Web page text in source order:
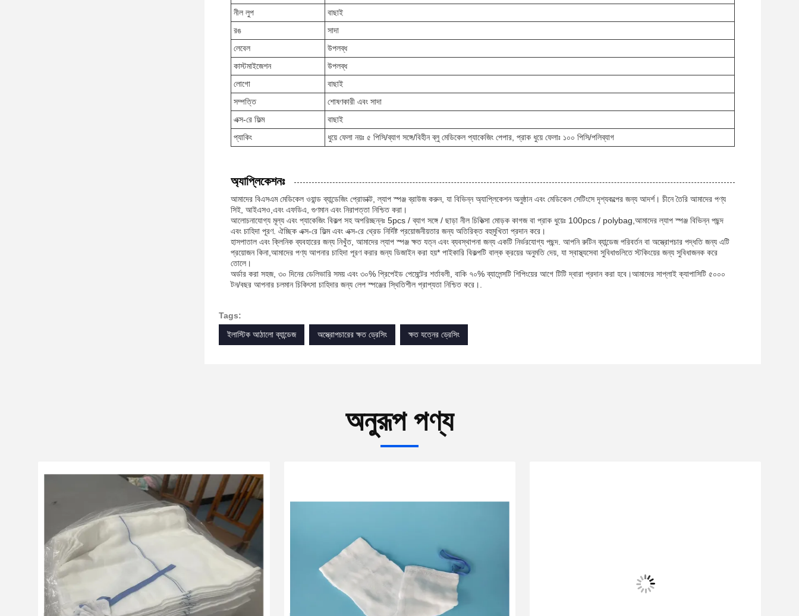
নীল লুপ
বাছাই
রঙ
সাদা
লেবেল
উপলব্ধ
কাস্টমাইজেশন
উপলব্ধ
লোগো
বাছাই
সম্পত্তি
শোষণকারী এবং সাদা
এক্স-রে ফিল্ম
বাছাই
প্যাকিং
ধুয়ে ফেলা নয়ঃ ৫ পিসি/ব্যাগ সঙ্গে/বিহীন ব্লু মেডিকেল প্যাকেজিং পেপার, প্রাক ধুয়ে ফেলাঃ ১০০ পিসি/পলিব্যাগ
অ্যাপ্লিকেশনঃ
আমাদের বিএসএম মেডিকেল ওয়ান্ড ব্যান্ডেজিং প্রোডাক্ট, ল্যাপ স্পঞ্জ ব্রাউজ করুন, যা বিভিন্ন অ্যাপ্লিকেশন অনুষ্ঠান এবং মেডিকেল সেটিংসে দৃশ্যকল্পের জন্য আদর্শ। চীনে তৈরি আমাদের পণ্য
সিই, আইএসও,এবং এফডিএ, গুণমান এবং নিরাপত্তা নিশ্চিত করা।
আলোচনাযোগ্য মূল্য এবং প্যাকেজিং বিকল্প সহ অপরিচ্ছন্নঃ 5pcs / ব্যাগ সঙ্গে / ছাড়া নীল চিকিত্সা মোড়ক কাগজ বা প্রাক ধুয়েঃ 100pcs / polybag,আমাদের ল্যাপ স্পঞ্জ বিভিন্ন পছন্দ
এবং চাহিদা পূরণ. ঐচ্ছিক এক্স-রে ফিল্ম এবং এক্স-রে থ্রেড নির্দিষ্ট প্রয়োজনীয়তার জন্য অতিরিক্ত বহুমুখিতা প্রদান করে।
হাসপাতাল এবং ক্লিনিক ব্যবহারের জন্য নিখুঁত, আমাদের ল্যাপ স্পঞ্জ ক্ষত যত্ন এবং ব্যবস্থাপনা জন্য একটি নির্ভরযোগ্য পছন্দ. আপনি রুটিন ব্যান্ডেজ পরিবর্তন বা অস্ত্রোপচার পদ্ধতি জন্য এটি
প্রয়োজন কিনা,আমাদের পণ্য আপনার চাহিদা পূরণ করার জন্য ডিজাইন করা হয়* পাইকারি বিকল্পটি বাল্ক ক্রয়ের অনুমতি দেয়, যা স্বাস্থ্যসেবা সুবিধাগুলিতে স্টকিংয়ের জন্য সুবিধাজনক করে
তোলে।
অর্ডার করা সহজ, ৩০ দিনের ডেলিভারি সময় এবং ৩০% প্রিপেইড পেমেন্টের শর্তাবলী, বাকি ৭০% ব্যালেন্সটি শিপিংয়ের আগে টিটি দ্বারা প্রদান করা হবে।আমাদের সাপ্লাই ক্যাপাসিটি ৫০০০
টন/বছর আপনার চলমান চিকিৎসা চাহিদার জন্য লেপ স্পঞ্জের স্থিতিশীল প্রাপ্যতা নিশ্চিত করে।.
Tags:
ইলাস্টিক আঠালো ব্যান্ডেজ
অস্ত্রোপচারের ক্ষত ড্রেসিং ক্ষত যত্নের ড্রেসিং
অনুরূপ পণ্য